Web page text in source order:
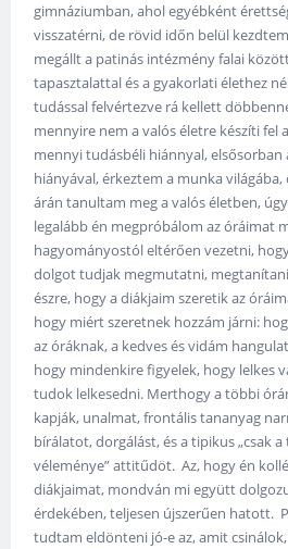
gimnáziumban, ahol egyébként
visszatérni, de rövid időn belül
megállt a patinás intézmény falai
tapasztalattal és a gyakorlati élethez
tudással felvértezve rá kellett
mennyire nem a valós életre készíti fel
mennyi tudásbéli hiánnyal,
hiányával, érkeztem a munka
árán tanultam meg a valós életben,
legalább én megpróbálom az óráimat
hagyományostól eltérően vezetni,
dolgot tudjak megmutatni,
észre, hogy a diákjaim szeretik az
hogy miért szeretnek hozzám járni:
az óráknak, a kedves és vidám
hogy mindenkire figyelek, hogy lelkes
tudok lelkesedni. Merthogy a többi
kapják, unalmat, frontális tananyag
bírálatot, dorgálást, és a tipikus „csak
véleménye” attitűdöt. Az, hogy én
diákjaimat, mondván mi együtt
érdekében, teljesen újszerűen hatott.
tudtam eldönteni jó-e az, amit